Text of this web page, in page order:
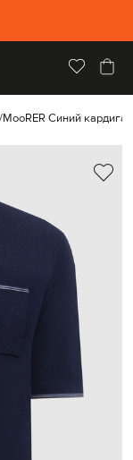
MooRER Синий